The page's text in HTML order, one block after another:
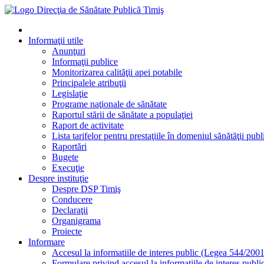
Informaţii utile
Anunţuri
Informaţii publice
Monitorizarea calităţii apei potabile
Principalele atribuţii
Legislaţie
Programe naţionale de sănătate
Raportul stării de sănătate a populaţiei
Raport de activitate
Lista tarifelor pentru prestaţiile în domeniul sănătăţii
Raportări
Bugete
Execuţie
Despre instituţie
Despre DSP Timiş
Conducere
Declaraţii
Organigrama
Proiecte
Informare
Accesul la informatiile de interes public (Legea 544/